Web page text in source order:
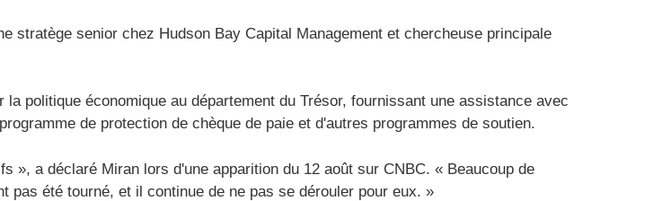
stratège senior chez Hudson Bay Capital Management et chercheuse principale
politique économique au département du Trésor, fournissant une assistance avec
de protection de chèque de paie et d'autres programmes de soutien.
», a déclaré Miran lors d'une apparition du 12 août sur CNBC. « Beaucoup de
été tourné, et il continue de ne pas se dérouler pour eux. »